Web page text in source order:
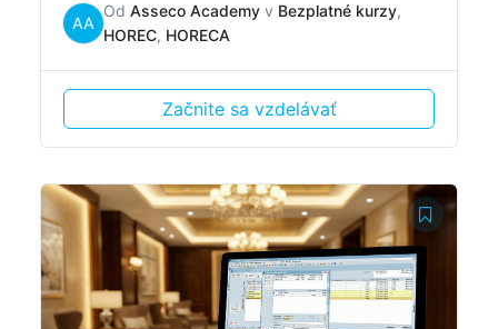
AA
Od Asseco Academy v Bezplatné kurzy,
HOREC, HORECA
Začnite sa vzdelávať